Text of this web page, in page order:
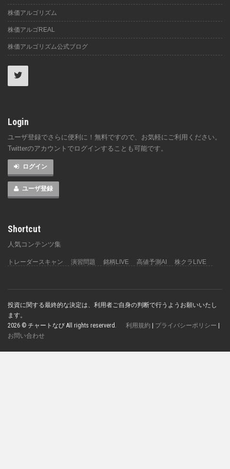
株価アルゴリズム
株価アルゴREAL
株価アルゴリズム公式ブログ
Login
ユーザ登録でさらに便利に！無料ですので、お気軽にご利用ください。
Twitterのアカウントでログインすることも可能です。
ログイン
ユーザ登録
Shortcut
人気コンテンツ集
トレーダースキャン 演習問題 銘柄LIVE 高値予測AI 株クラLIVE
投資に関する最終的な決定は、利用者ご自身の判断で行うようお願いいたし
ます。
2026 © チャートなび All rights reserverd. 利用規約 | プライバシーポリシー |
お問い合わせ